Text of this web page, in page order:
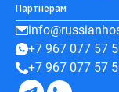
Партнерам
+7 967 077 57
+7 967 077 57